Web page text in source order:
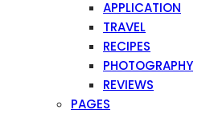
APPLICATION
TRAVEL
RECIPES
PHOTOGRAPHY
REVIEWS
PAGES